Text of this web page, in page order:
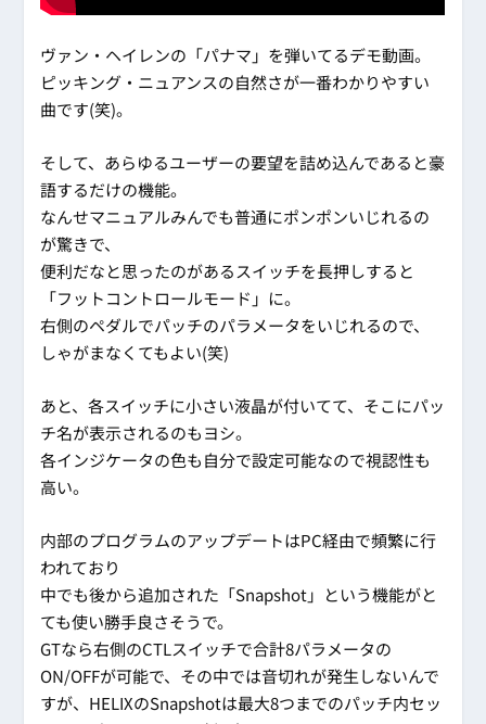
ヴァン・ヘイレンの「パナマ」を弾いてるデモ動画。
ピッキング・ニュアンスの自然さが一番わかりやすい
曲です(笑)。
そして、あらゆるユーザーの要望を詰め込んであると豪
語するだけの機能。
なんせマニュアルみんでも普通にポンポンいじれるの
が驚きで、
便利だなと思ったのがあるスイッチを長押しすると
「フットコントロールモード」に。
右側のペダルでパッチのパラメータをいじれるので、
しゃがまなくてもよい(笑)
あと、各スイッチに小さい液晶が付いてて、そこにパッ
チ名が表示されるのもヨシ。
各インジケータの色も自分で設定可能なので視認性も
高い。
内部のプログラムのアップデートはPC経由で頻繁に行
われており
中でも後から追加された「Snapshot」という機能がと
ても使い勝手良さそうで。
GTなら右側のCTLスイッチで合計8パラメータの
ON/OFFが可能で、その中では音切れが発生しないんで
すが、HELIXのSnapshotは最大8つまでのパッチ内セッ